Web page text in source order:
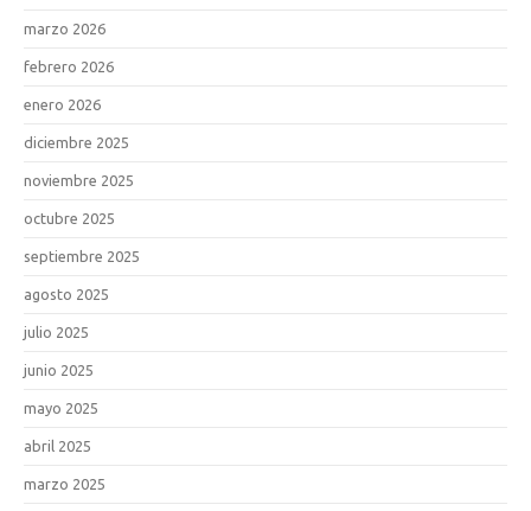
marzo 2026
febrero 2026
enero 2026
diciembre 2025
noviembre 2025
octubre 2025
septiembre 2025
agosto 2025
julio 2025
junio 2025
mayo 2025
abril 2025
marzo 2025